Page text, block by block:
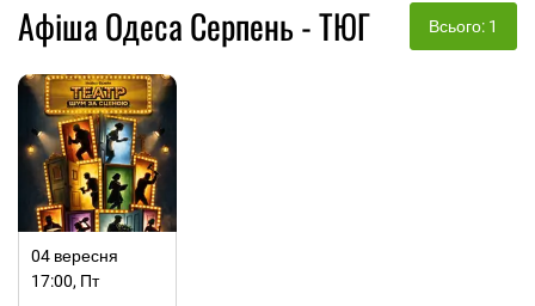
Афіша Одеса Серпень - ТЮГ Всього: 1
04 вересня
17:00, Пт